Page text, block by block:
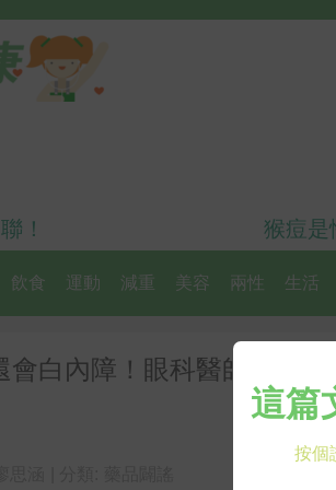
！ 猴痘是
飲食 運動 減重 美容 兩性 生活
白內障！眼科醫師：服用